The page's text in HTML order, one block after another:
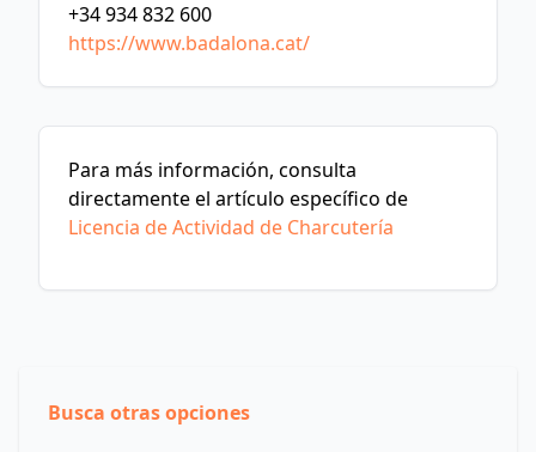
+34 934 832 600
https://www.badalona.cat/
Para más información, consulta
directamente el artículo específico de
Licencia de Actividad de Charcutería
Busca otras opciones